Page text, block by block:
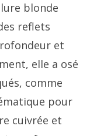
blonde
reflets
et
elle a osé
comme
pour
cuivrée et